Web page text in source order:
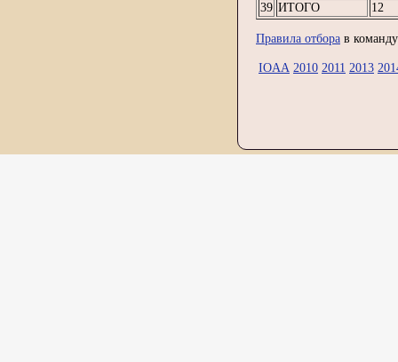
39 ИТОГО 12
Правила отбора в
IOAA 2010 2011 2013